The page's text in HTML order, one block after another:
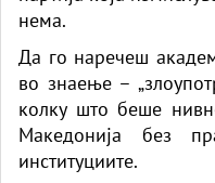
нема.
Да го наречеш
во знаење –
колку што беше
Македонија без
институциите.